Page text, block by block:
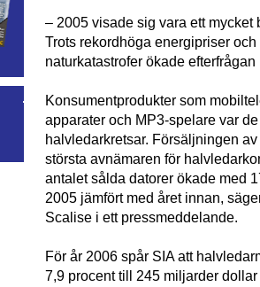
– 2005 visade sig vara ett mycket
Trots rekordhöga energipriser
naturkatastrofer ökade
Konsumentprodukter som
apparater och MP3-spelare var
halvledarkretsar. Försäljningen
största avnämaren för
antalet sålda datorer ökade med
2005 jämfört med året innan,
Scalise i ett pressmeddelande.
För år 2006 spår SIA att
7,9 procent till 245 miljarder